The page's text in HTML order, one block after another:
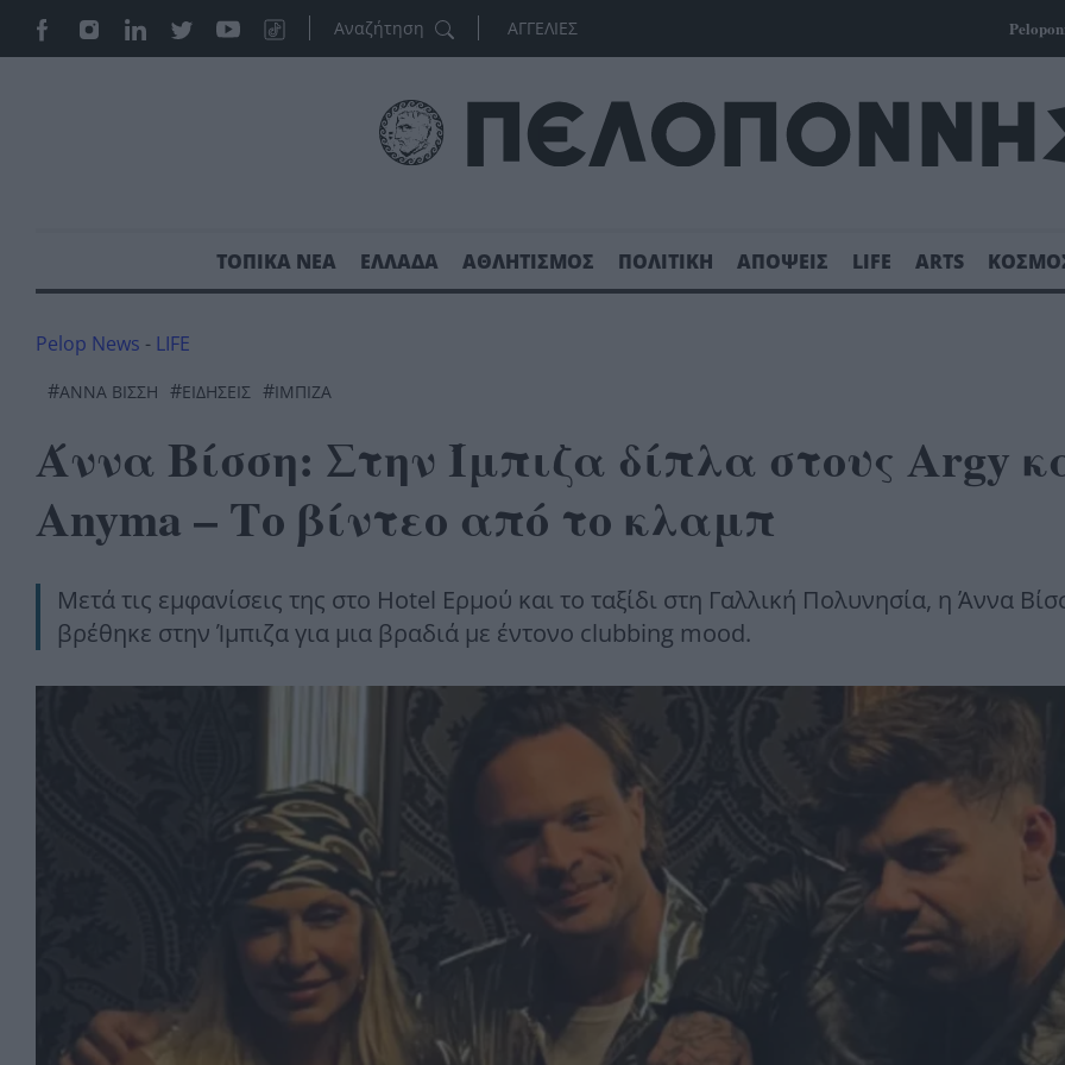
ΑΓΓΕΛΙΕΣ
ΤΟΠΙΚΑ ΝΕΑ ΕΛΛΑΔΑ ΑΘΛΗΤΙΣΜΟΣ ΠΟΛΙΤΙΚΗ ΑΠΟΨΕΙΣ LIFE ARTS
Pelop News - LIFE
#ΆΝΝΑ ΒΊΣΣΗ #ΕΙΔΗΣΕΙΣ #ΊΜΠΙΖΑ
Άννα Βίσση: Στην Ίμπιζα δίπλα στους Argy
Anyma – Το βίντεο από το κλαμπ
Μετά τις εμφανίσεις της στο Hotel Ερμού και το ταξίδι στη Γαλλική Πολυνησία, η Άννα
βρέθηκε στην Ίμπιζα για μια βραδιά με έντονο clubbing mood.